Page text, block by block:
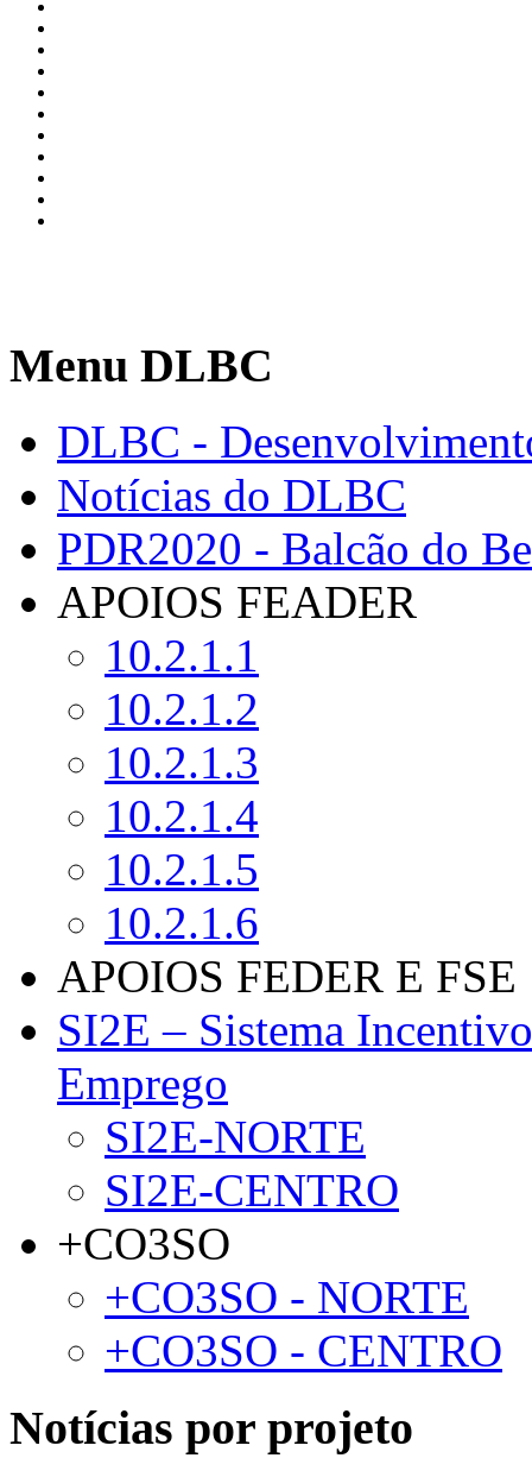
Menu DLBC
DLBC -
Notícias do DLBC
PDR2020 - Balcão do
APOIOS FEADER
10.2.1.1
10.2.1.2
10.2.1.3
10.2.1.4
10.2.1.5
10.2.1.6
APOIOS FEDER E FSE
SI2E – Sistema
Emprego
SI2E-NORTE
SI2E-CENTRO
+CO3SO
+CO3SO - NORTE
+CO3SO - CENTRO
Notícias por projeto